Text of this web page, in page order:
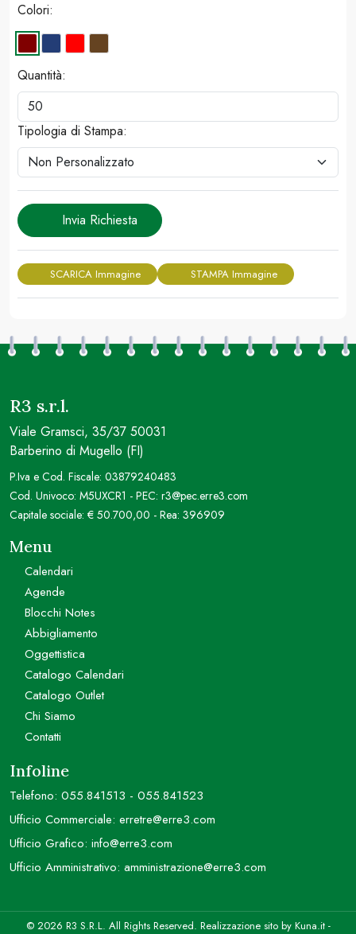
Colori:
Quantità:
Tipologia di Stampa:
Invia Richiesta
SCARICA Immagine STAMPA Immagine
R3 s.r.l.
Viale Gramsci, 35/37 50031
Barberino di Mugello (FI)
P.Iva e Cod. Fiscale: 03879240483
Cod. Univoco: M5UXCR1 - PEC: r3@pec.erre3.com
Capitale sociale: € 50.700,00 - Rea: 396909
Menu
Calendari
Agende
Blocchi Notes
Abbigliamento
Oggettistica
Catalogo Calendari
Catalogo Outlet
Chi Siamo
Contatti
Infoline
Telefono: 055.841513 - 055.841523
Ufficio Commerciale: erretre@erre3.com
Ufficio Grafico: info@erre3.com
Ufficio Amministrativo: amministrazione@erre3.com
© 2026 R3 S.R.L. All Rights Reserved. Realizzazione sito by Kuna.it-